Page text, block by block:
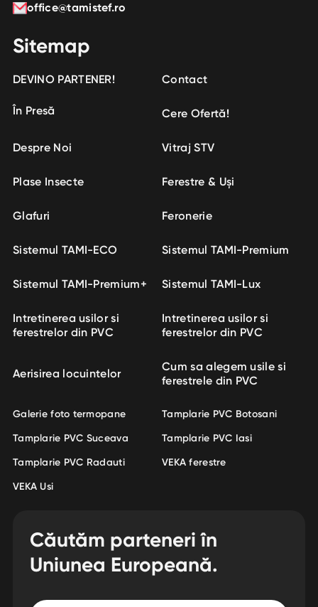
office@tamistef.ro
Sitemap
DEVINO PARTENER! Contact
În Presă Cere Ofertă!
Despre Noi Vitraj STV
Plase Insecte Ferestre & Uși
Glafuri Feronerie
Sistemul TAMI-ECO Sistemul TAMI-Premium
Sistemul TAMI-Premium+ Sistemul TAMI-Lux
Intretinerea usilor si
ferestrelor din PVC
Intretinerea usilor si
ferestrelor din PVC
Aerisirea locuintelor
Cum sa alegem usile si
ferestrele din PVC
Galerie foto termopane
Tamplarie PVC Botosani
Tamplarie PVC Suceava
Tamplarie PVC Iasi
Tamplarie PVC Radauti
VEKA ferestre
VEKA Usi
Căutăm parteneri în
Uniunea Europeană.